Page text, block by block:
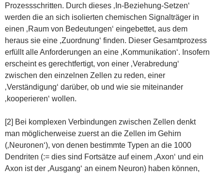
Prozessschritten. Durch dieses ‚In-Beziehung-Setzen‘
werden die an sich isolierten chemischen Signalträger in
einen ‚Raum von Bedeutungen‘ eingebettet, aus dem
heraus sie eine ‚Zuordnung‘ finden. Dieser Gesamtprozess
erfüllt alle Anforderungen an eine ‚Kommunikation‘. Insofern
erscheint es gerechtfertigt, von einer ‚Verabredung‘
zwischen den einzelnen Zellen zu reden, einer
‚Verständigung‘ darüber, ob und wie sie miteinander
‚kooperieren‘ wollen.
[2] Bei komplexen Verbindungen zwischen Zellen denkt
man möglicherweise zuerst an die Zellen im Gehirn
(‚Neuronen‘), von denen bestimmte Typen an die 1000
Dendriten (:= dies sind Fortsätze auf einem ‚Axon‘ und ein
Axon ist der ‚Ausgang‘ an einem Neuron) haben können,